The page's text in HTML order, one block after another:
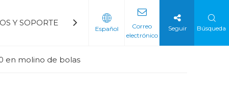
Y SOPORTE BLOGS CONTÁCTENOS
Español
Correo
electrónico
Seguir Búsqueda
en molino de bolas